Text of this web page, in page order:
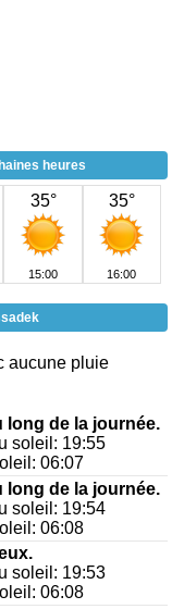
heures
35°
15:00
35°
16:00
aucune pluie
long de la journée.
soleil: 19:55
06:07
long de la journée.
soleil: 19:54
06:08
soleil: 19:53
06:08